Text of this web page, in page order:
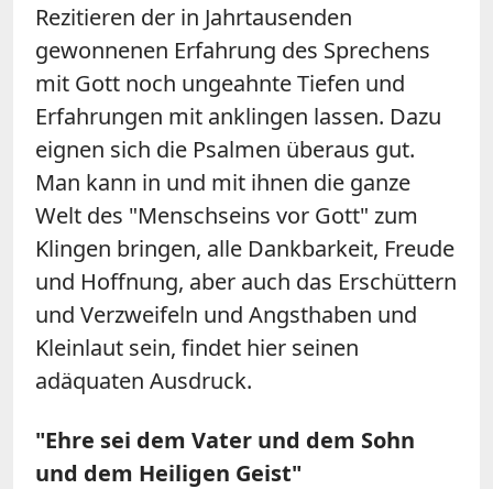
Rezitieren der in Jahrtausenden
gewonnenen Erfahrung des Sprechens
mit Gott noch ungeahnte Tiefen und
Erfahrungen mit anklingen lassen. Dazu
eignen sich die Psalmen überaus gut.
Man kann in und mit ihnen die ganze
Welt des "Menschseins vor Gott" zum
Klingen bringen, alle Dankbarkeit, Freude
und Hoffnung, aber auch das Erschüttern
und Verzweifeln und Angsthaben und
Kleinlaut sein, findet hier seinen
adäquaten Ausdruck.
"Ehre sei dem Vater und dem Sohn
und dem Heiligen Geist"